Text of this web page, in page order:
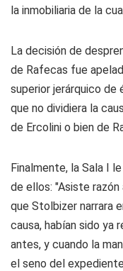
la inmobiliaria de la
La decisión de
de Rafecas fue
superior jerárquico de
que no dividiera la
de Ercolini o bien de
Finalmente, la Sala I
de ellos: "Asiste
que Stolbizer narrara
causa, habían sido ya
antes, y cuando la
el seno del